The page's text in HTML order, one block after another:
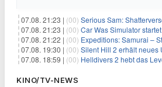
07.08. 21:23 | (00) Serious Sam: Shatterverse lädt zum
07.08. 21:23 | (00) Car Was Simulator startet in
07.08. 21:22 | (00) Expeditions: Samurai – Start in den
07.08. 19:30 | (00) Silent Hill 2 erhält neues Update –
07.08. 18:59 | (00) Helldivers 2 hebt das Level-Limit an –
KINO/TV-NEWS